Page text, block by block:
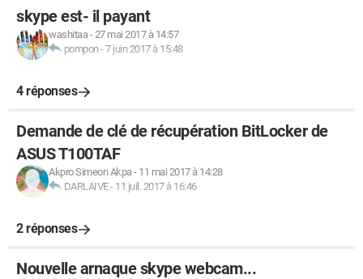
skype est- il payant
washitaa-27 mai 2017 à 14:57
pompon-7 juin 2017 à 15:48
4 réponses
Demande de clé de récupération BitLocker de
ASUS T100TAF
Akpro Simeon Akpa- 11 mai 2017 à 14:28
DARLAIVE- 11 juil. 2017 à 16:46
2 réponses
Nouvelle arnaque skype webcam...